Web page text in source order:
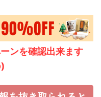
ンを確認出来ます